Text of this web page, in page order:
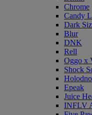
Chrome
Candy
Dark
Blur
DNK
Rell
Oggo x
Shock
Epeak
Juice
INFLV